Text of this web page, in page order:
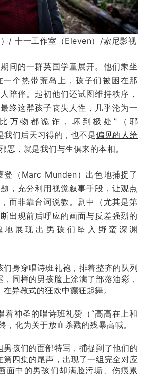
/ 十一工作室（Eleven）/索尼影视
间的一群英国学童展开。他们乘坐
一个热带荒岛上，孩子们被困在那
陪伴。起初他们还试图维持秩序，
终这群孩子丧失人性，几乎沦为一
万物都诡诈，坏到极处”（ 耶
我们后天习得的，也不是偏见的人给
恶，就是我们与生俱来的本相。
登（Marc Munden）出色地捕捉了
，充分利用视觉叙事手段，让观点
而非靠台词说教。剧中（尤其是第
出现前后呼应的画面与反差强烈的
地展现出男孩们坠入野蛮深渊
们身穿唱诗班礼袍，排着整齐的队列
同样的男孩脸上涂满了部落油彩，
异教式的狂欢中癫狂起舞。
着神圣的唱诗班礼赞（“高高在上和
，化为关于放血杀戮的残暴高喊。
男孩们的面部特写，捕捉到了他们的
第四集的尾声，出现了一组完全对应
面中的男孩们却满脸污垢、伤痕累